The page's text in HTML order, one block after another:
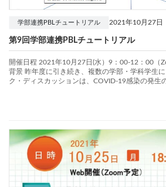
2021年10月27日
学部連携PBLチュートリアル
第9回学部連携PBLチュートリアル
開催日程 2021年10月27日(水）9：00-12：00（
背景 昨年度に引き続き、複数の学部・学科学生
ク・ディスカッションは、COVID-19感染の発生